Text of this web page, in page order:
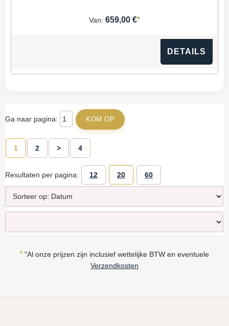
Van: 659,00 €*
DETAILS
Ga naar pagina:
1 2 > 4
Resultaten per pagina: 12 20 60
* "Al onze prijzen zijn inclusief wettelijke BTW en eventuele
Verzendkosten